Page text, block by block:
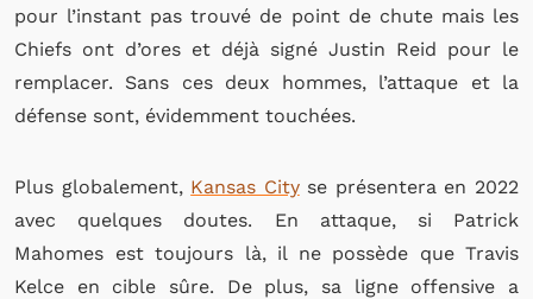
pour l’instant pas trouvé de point de chute mais les
Chiefs ont d’ores et déjà signé Justin Reid pour le
remplacer. Sans ces deux hommes, l’attaque et la
défense sont, évidemment touchées.
Plus globalement, Kansas Cityse présentera en 2022
avec quelques doutes. En attaque, si Patrick
Mahomes est toujours là, il ne possède que Travis
Kelce en cible sûre. De plus, sa ligne offensive a